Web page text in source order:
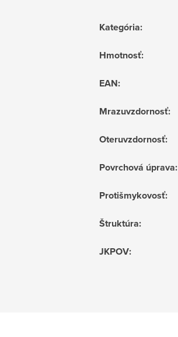
Kategória:
Hmotnosť:
EAN:
Mrazuvzdornosť:
Oteruvzdornosť:
Povrchová úprava:
Protišmykovosť:
Štruktúra:
JKPOV: